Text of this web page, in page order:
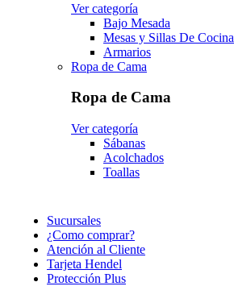
Ver categoría
Bajo Mesada
Mesas y Sillas De Cocina
Armarios
Ropa de Cama
Ropa de Cama
Ver categoría
Sábanas
Acolchados
Toallas
Sucursales
¿Como comprar?
Atención al Cliente
Tarjeta Hendel
Protección Plus